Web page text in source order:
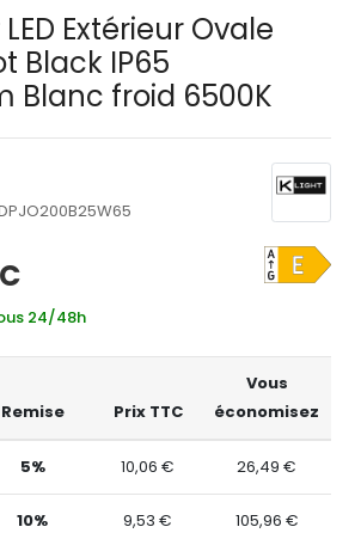
Extérieur Ovale
Black IP65
Blanc froid 6500K
24/48h
Remise Prix TTC
Vous
économisez
5% 10,06 € 26,49 €
10% 9,53 € 105,96 €